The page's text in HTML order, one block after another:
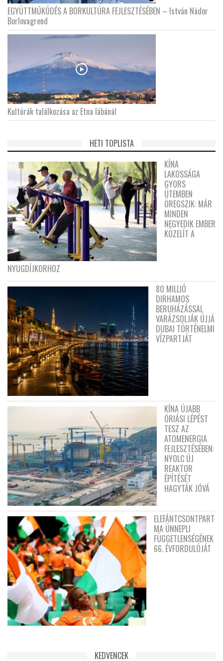
EGYÜTTMŰKÖDÉS A BORKULTÚRA FEJLESZTÉSÉBEN – István Nádor
Borlovagrend
Kultúrák találkozása az Etna lábánál
HETI TOPLISTA
KÍNA
LAKOSSÁGA
GYORS
ÜTEMBEN
ÖREGSZIK: MÁR
MINDEN
NEGYEDIK EMBER
KÖZELÍT A
NYUGDÍJKORHOZ
80 MILLIÓ
DIRHAMOS
BERUHÁZÁSSAL
VARÁZSOLJÁK ÚJJÁ
DUBAI TÖRTÉNELMI
VÍZPARTJÁT
KÍNA ÚJABB
ÓRIÁSI LÉPÉST
TESZ AZ
ATOMENERGIA
FEJLESZTÉSÉBEN:
NYOLC ÚJ
REAKTOR
ÉPÍTÉSÉT
HAGYTÁK JÓVÁ
ELEFÁNTCSONTPART
MA ÜNNEPLI
FÜGGETLENSÉGÉNEK
66. ÉVFORDULÓJÁT
KEDVENCEK